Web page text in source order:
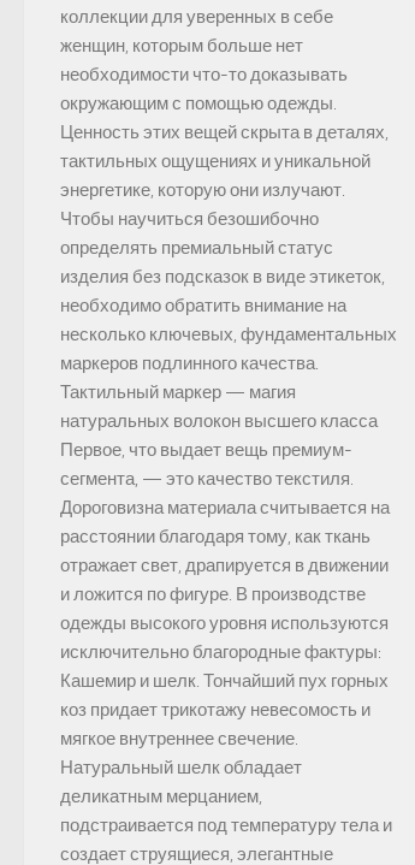
коллекции для уверенных в себе
женщин, которым больше нет
необходимости что-то доказывать
окружающим с помощью одежды.
Ценность этих вещей скрыта в деталях,
тактильных ощущениях и уникальной
энергетике, которую они излучают.
Чтобы научиться безошибочно
определять премиальный статус
изделия без подсказок в виде этикеток,
необходимо обратить внимание на
несколько ключевых, фундаментальных
маркеров подлинного качества.
Тактильный маркер — магия
натуральных волокон высшего класса
Первое, что выдает вещь премиум-
сегмента, — это качество текстиля.
Дороговизна материала считывается на
расстоянии благодаря тому, как ткань
отражает свет, драпируется в движении
и ложится по фигуре. В производстве
одежды высокого уровня используются
исключительно благородные фактуры:
Кашемир и шелк. Тончайший пух горных
коз придает трикотажу невесомость и
мягкое внутреннее свечение.
Натуральный шелк обладает
деликатным мерцанием,
подстраивается под температуру тела и
создает струящиеся, элегантные